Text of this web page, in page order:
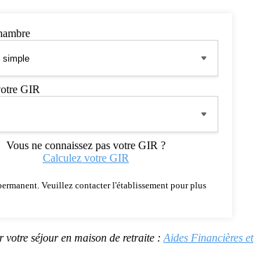
GIR
Vous ne connaissez pas votre GIR ?
Calculez votre GIR
Veuillez contacter l'établissement pour plus
votre séjour en maison de retraite : Aides Financières et